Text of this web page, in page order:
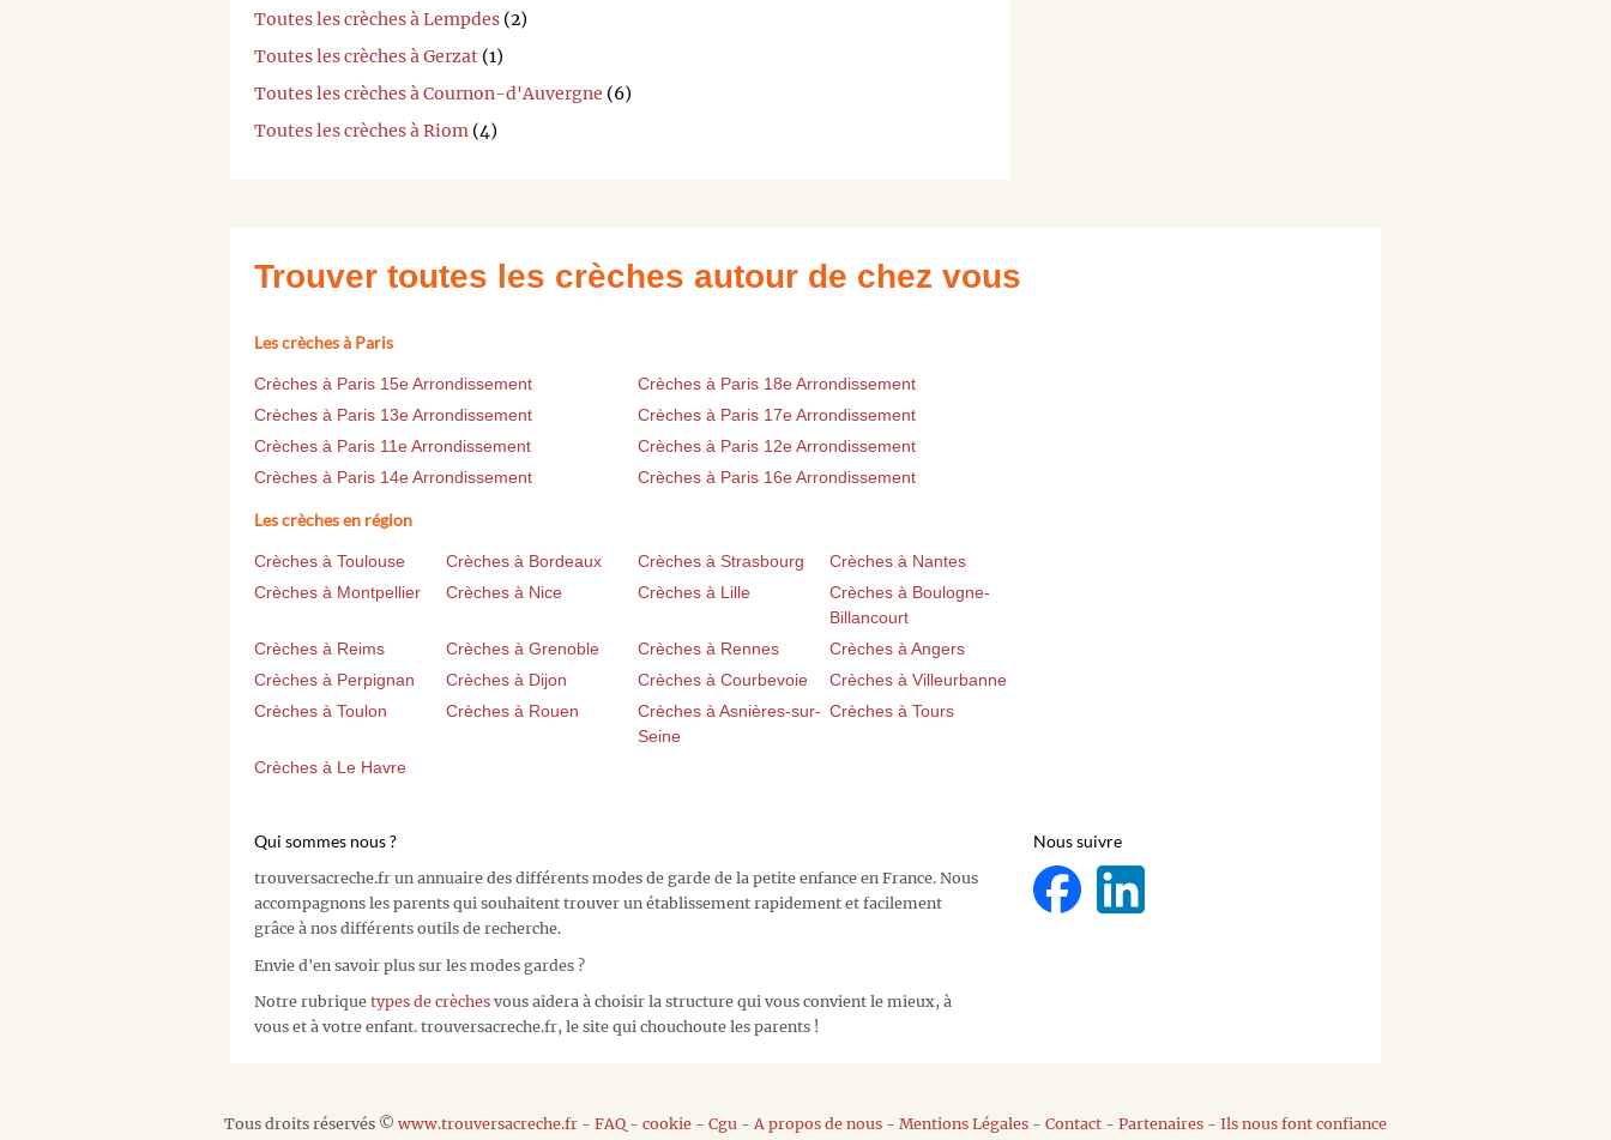
Toutes les crèches à Lempdes (2)
Toutes les crèches à Gerzat (1)
Toutes les crèches à Cournon-d'Auvergne (6)
Toutes les crèches à Riom (4)
Trouver toutes les crèches autour de chez vous
Les crèches à Paris
Crèches à Paris 15e Arrondissement
Crèches à Paris 18e Arrondissement
Crèches à Paris 13e Arrondissement
Crèches à Paris 17e Arrondissement
Crèches à Paris 11e Arrondissement
Crèches à Paris 12e Arrondissement
Crèches à Paris 14e Arrondissement
Crèches à Paris 16e Arrondissement
Les crèches en région
Crèches à Toulouse Crèches à Bordeaux Crèches à Strasbourg
Crèches à Nantes
Crèches à Montpellier
Crèches à Nice Crèches à Lille
Crèches à Boulogne-
Billancourt
Crèches à Reims
Crèches à Grenoble Crèches à Rennes
Crèches à Angers
Crèches à Perpignan
Crèches à Dijon Crèches à Courbevoie
Crèches à Villeurbanne
Crèches à Toulon
Crèches à Rouen
Crèches à Asnières-sur-
Seine
Crèches à Tours
Crèches à Le Havre
Qui sommes nous ?
trouversacreche.fr un annuaire des différents modes de garde de la petite enfance en France. Nous
accompagnons les parents qui souhaitent trouver un établissement rapidement et facilement
grâce à nos différents outils de recherche.
Envie d'en savoir plus sur les modes gardes ?
Notre rubrique types de crèches vous aidera à choisir la structure qui vous convient le mieux, à
vous et à votre enfant. trouversacreche.fr, le site qui chouchoute les parents !
Nous suivre
Tous droits réservés © www.trouversacreche.fr - FAQ - cookie - Cgu - A propos de nous - Mentions Légales - Contact - Partenaires - Ils nous font confiance